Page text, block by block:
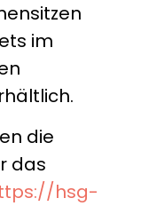
im
die
das
hsg-